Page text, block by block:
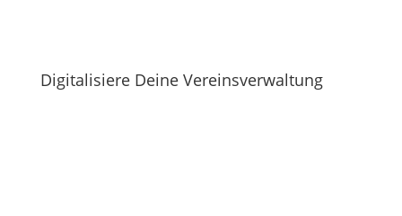
Digitalisiere Deine Vereinsverwaltung